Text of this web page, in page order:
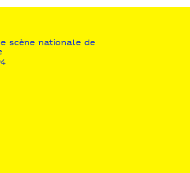
et de la Communication, de
du Conseil Régional
scène nationale de